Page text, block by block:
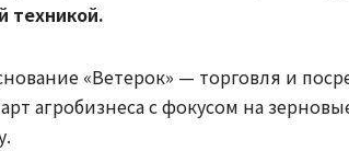
техникой.
«Ветерок» — торговля и
агробизнеса с фокусом на